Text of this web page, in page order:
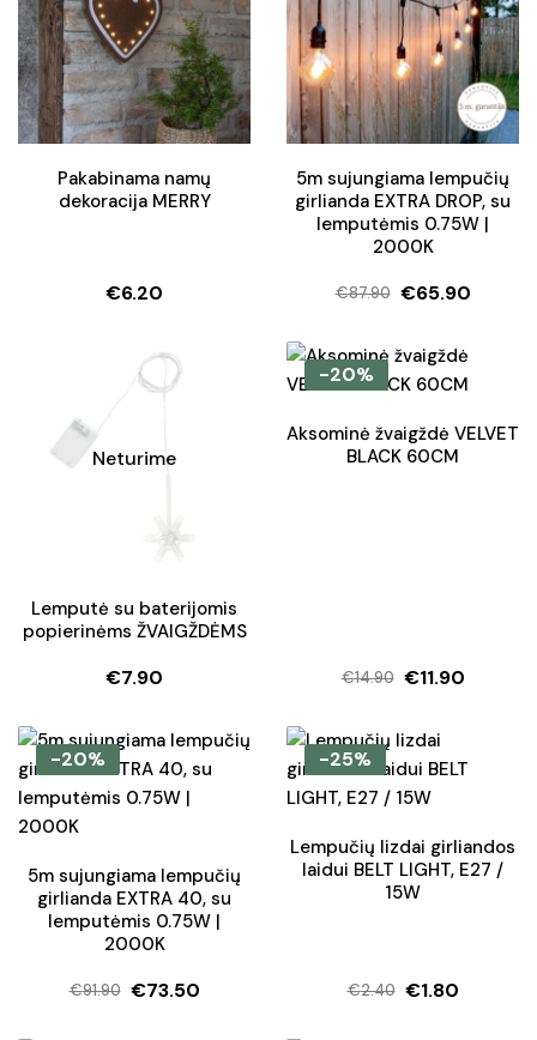
Pakabinama namų
dekoracija MERRY
€6.20
5m sujungiama lempučių
girlianda EXTRA DROP, su
lemputėmis 0.75W |
2000K
€87.90
Original
was:
€87.90.
€65.90
Current
is:
€65.90.
Neturime
Lemputė su baterijomis
popierinėms ŽVAIGŽDĖMS
€7.90
-20%
Aksominė žvaigždė VELVET
BLACK 60CM
€14.90
Original
was:
€14.90.
€11.90
Current
is:
€11.90.
-20%
5m sujungiama lempučių
girlianda EXTRA 40, su
lemputėmis 0.75W |
2000K
€91.90
Original
€73.50
Current
-25%
Lempučių lizdai girliandos
laidui BELT LIGHT, E27 /
15W
€2.40
Original
€1.80
Current